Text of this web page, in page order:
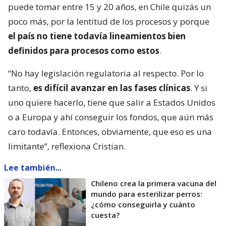
puede tomar entre 15 y 20 años, en Chile quizás un
poco más, por la lentitud de los procesos y porque
el país no tiene todavía lineamientos bien
definidos para procesos como estos.
“No hay legislación regulatoria al respecto. Por lo
tanto, es difícil avanzar en las fases clínicas. Y si
uno quiere hacerlo, tiene que salir a Estados Unidos
o a Europa y ahí conseguir los fondos, que aún más
caro todavía. Entonces, obviamente, que eso es una
limitante”, reflexiona Cristian.
Lee también...
Chileno crea la primera vacuna del
mundo para esterilizar perros:
¿cómo conseguirla y cuánto
cuesta?